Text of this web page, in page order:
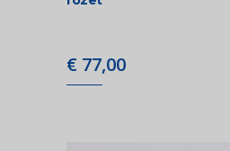
€ 77,00